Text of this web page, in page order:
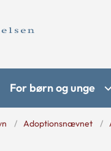
For børn og unge
Adoptionsnævnet